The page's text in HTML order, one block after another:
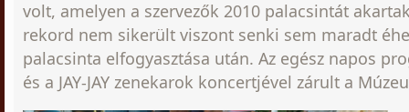
volt, amelyen a szervezők 2010 palacsintát
rekord nem sikerült viszont senki sem maradt
palacsinta elfogyasztása után. Az egész napos
és a JAY-JAY zenekarok koncertjével zárult a